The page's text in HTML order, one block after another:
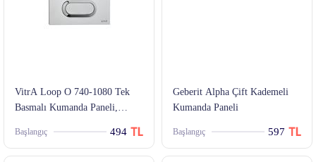
VitrA Loop O 740-1080 Tek
Basmalı Kumanda Paneli,
Başlangıç 494
Geberit Alpha Çift Kademeli
Kumanda Paneli
Başlangıç 597